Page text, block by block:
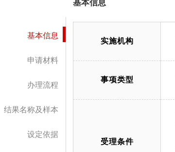
基本信息
申请材料
办理流程
结果名称及样本
设定依据
基本信息
实施机构
事项类型
受理条件